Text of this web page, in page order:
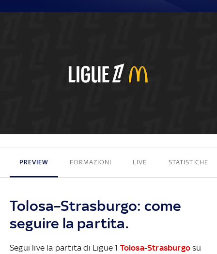
1 - 0
PREVIEW FORMAZIONI LIVE STATISTICHE
Tolosa–Strasburgo: come
seguire la partita.
Segui live la partita di Ligue 1 Tolosa-Strasburgo su